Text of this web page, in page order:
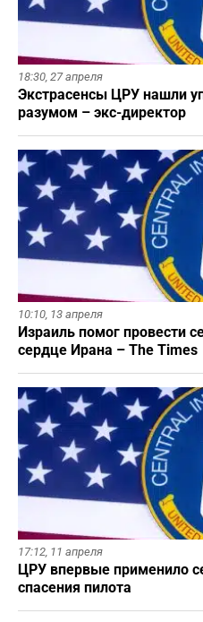
18:30, 27 апреля
Экстрасенсы ЦРУ нашли
разумом – экс-директор
10:10, 13 апреля
Израиль помог провести
сердце Ирана – The Times
17:12, 11 апреля
ЦРУ впервые применило
спасения пилота